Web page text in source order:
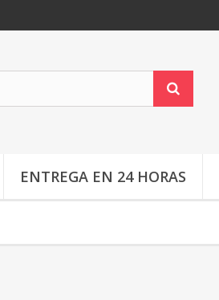
ENTREGA EN 24 HORAS